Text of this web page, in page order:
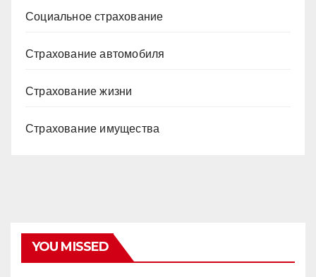
Социальное страхование
Страхование автомобиля
Страхование жизни
Страхование имущества
YOU MISSED